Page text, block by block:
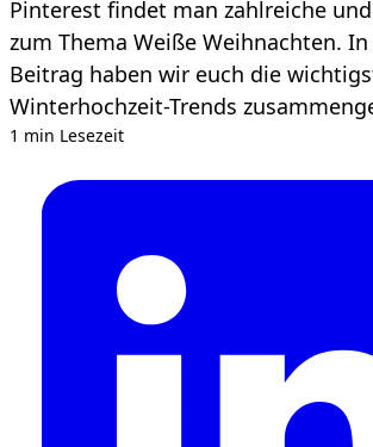
Pinterest findet man zahlreiche
zum Thema Weiße Weihnachten.
Beitrag haben wir euch die
Winterhochzeit-Trends
1 min Lesezeit